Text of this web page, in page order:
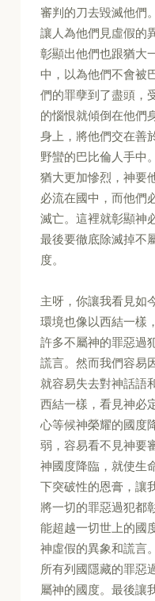
審判的刀去毀滅他們
讓人為他們見虛假的
彰顯出他們也跟猶大
中，以為他們不會被
們的罪孽到了盡頭，
的惱恨就傾倒在他們
身上，將他們交在善
野蠻的巴比倫人手中
猶大更加慘烈，神要
必流在國中，而他們
滅亡。這裡就彰顯神
最後要徹底除滅掉不
度。
主呀，你讓我看見如
環境也像以西結一樣
許多不屬神的罪惡過
謊言。然而我們容易
就容易失去對神話語
西結一樣，看見神必
心等候神榮耀的國度
弱，容易看不見神要
神國度降臨，就使生
下突破性的恩膏，讓
將一切的罪惡過犯都
能超越一切世上的國
神虛假的異象和謊言
所有列國隱藏的罪惡
屬神的國度。最後讓